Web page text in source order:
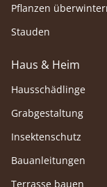
Pflanzen
Stauden
Haus & Heim
Hausschädlinge
Grabgestaltung
Insektenschutz
Bauanleitungen
Terrasse bauen